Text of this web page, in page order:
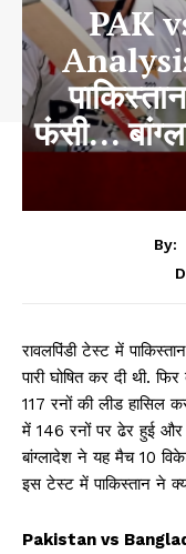
PAK
फंसी…
By:
रावलपिंडी टेस्ट में
पारी घोषित कर दी थी.
117 रनों की लीड हासिल
में 146 रनों पर ढेर हुई और
बांग्लादेश ने यह मैच 10
इस टेस्ट में पाकिस्तान ने
Pakistan vs